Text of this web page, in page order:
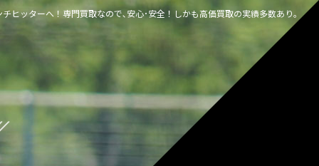
ヒッターへ！専門買取なので､安心･安全！しかも高価買取の実績多数あり｡